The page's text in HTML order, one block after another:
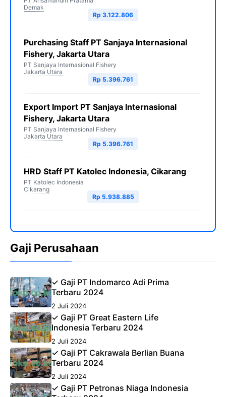
Demak
Rp 3.122.806
Purchasing Staff PT Sanjaya Internasional
Fishery, Jakarta Utara
PT Sanjaya Internasional Fishery
Jakarta Utara
Rp 5.396.761
Export Import PT Sanjaya Internasional
Fishery, Jakarta Utara
PT Sanjaya Internasional Fishery
Jakarta Utara
Rp 5.396.761
HRD Staff PT Katolec Indonesia, Cikarang
PT Katolec Indonesia
Cikarang
Rp 5.938.885
Gaji Perusahaan
✓ Gaji PT Indomarco Adi Prima
Terbaru 2024
2 Juli 2024
✓ Gaji PT Great Eastern Life
Indonesia Terbaru 2024
2 Juli 2024
✓ Gaji PT Cakrawala Berlian Buana
Terbaru 2024
2 Juli 2024
✓ Gaji PT Petronas Niaga Indonesia